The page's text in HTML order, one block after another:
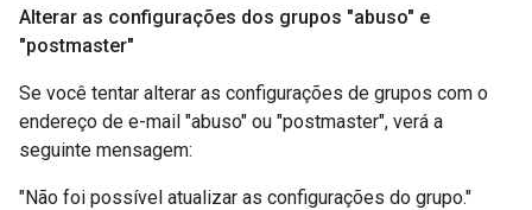
Alterar as configurações dos grupos "abuso" e
"postmaster"
Se você tentar alterar as configurações de grupos com o
endereço de e-mail "abuso" ou "postmaster", verá a
seguinte mensagem:
"Não foi possível atualizar as configurações do grupo."